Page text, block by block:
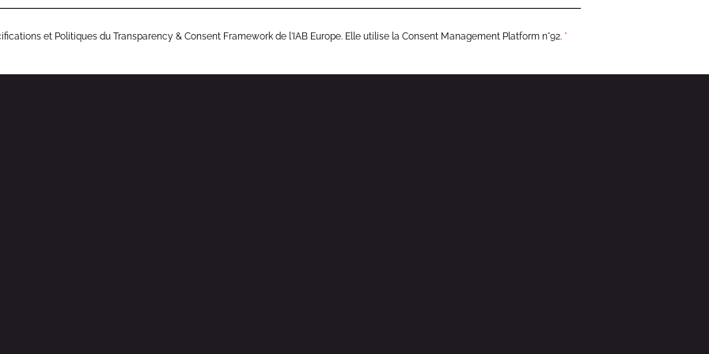
et Politiques du Transparency & Consent Framework de l'IAB Europe. Elle utilise la Consent Management Platform n°92. *